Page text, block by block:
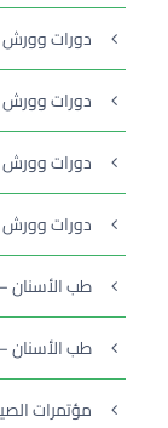
دورات
دورات وورش
دورات
دورات
طب الأسنان
طب الأسنان
مؤتمرات